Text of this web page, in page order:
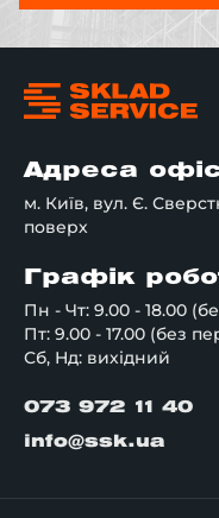
Адреса
м. Київ, вул. Є.
поверх
Графік
Пн - Чт: 9.00 - 18.00
Пт: 9.00 - 17.00 (без
Сб, Нд: вихідний
073 972 11 40
info@ssk.ua